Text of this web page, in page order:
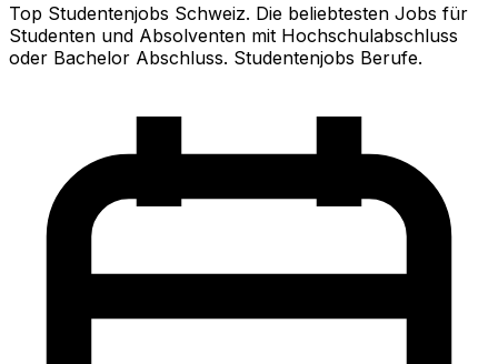
Top Studentenjobs Schweiz. Die beliebtesten Jobs für
Studenten und Absolventen mit Hochschulabschluss
oder Bachelor Abschluss. Studentenjobs Berufe.